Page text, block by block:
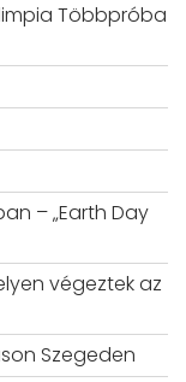
Többpróba
– „Earth Day
végeztek az
Szegeden